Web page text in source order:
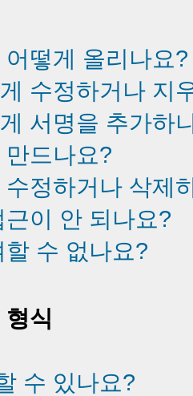
떻게 올리나요?
수정하거나 지
서명을 추가하
드나요?
정하거나 삭제
이 안 되나요?
수 없나요?
식
수 있나요?